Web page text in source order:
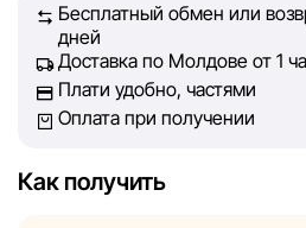
на сайте, была максимально
актуальной. Наша цель —
информацией, чтобы вы смогли
решение о покупке.
не может гарантировать
Бесплатный обмен или
дней
Доставка по Молдове от 1
Плати удобно, частями
Оплата при получении
Как получить